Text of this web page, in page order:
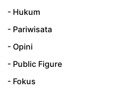
- Hukum
- Pariwisata
- Opini
- Public Figure
- Fokus